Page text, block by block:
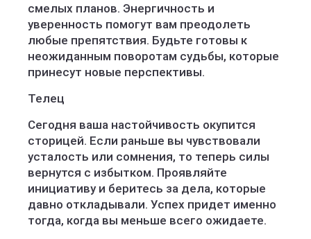
смелых планов. Энергичность и
уверенность помогут вам преодолеть
любые препятствия. Будьте готовы к
неожиданным поворотам судьбы, которые
принесут новые перспективы.
Телец
Сегодня ваша настойчивость окупится
сторицей. Если раньше вы чувствовали
усталость или сомнения, то теперь силы
вернутся с избытком. Проявляйте
инициативу и беритесь за дела, которые
давно откладывали. Успех придет именно
тогда, когда вы меньше всего ожидаете.